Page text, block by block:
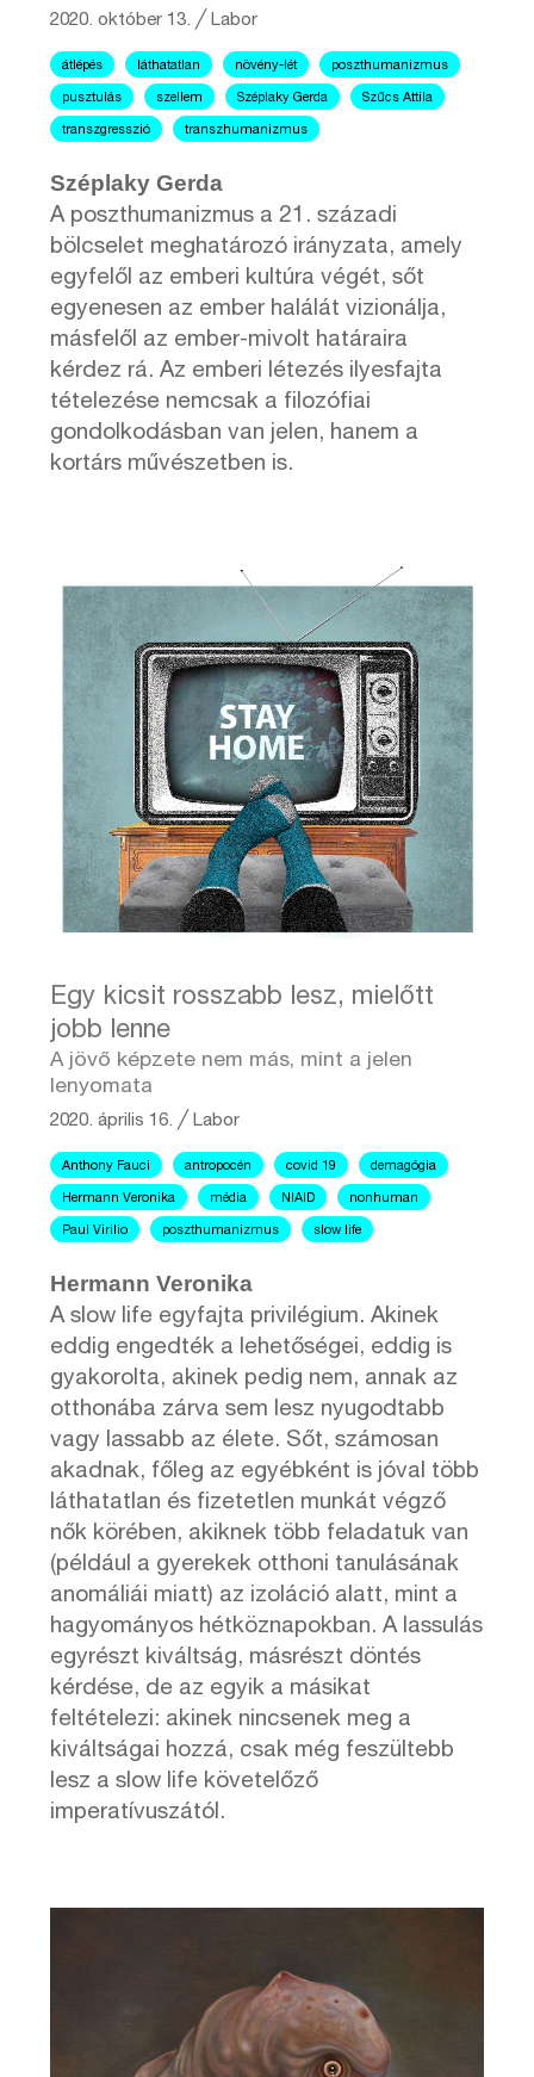
2020. október 13. ╱Labor
átlépés láthatatlan növény-lét poszthumanizmus
pusztulás szellem Széplaky Gerda Szűcs Attila
transzgresszió transzhumanizmus
Széplaky Gerda
A poszthumanizmus a 21. századi
bölcselet meghatározó irányzata, amely
egyfelől az emberi kultúra végét, sőt
egyenesen az ember halálát vizionálja,
másfelől az ember-mivolt határaira
kérdez rá. Az emberi létezés ilyesfajta
tételezése nemcsak a filozófiai
gondolkodásban van jelen, hanem a
kortárs művészetben is.
Egy kicsit rosszabb lesz, mielőtt
jobb lenne
A jövő képzete nem más, mint a jelen
lenyomata
2020. április 16. ╱ Labor
Anthony Fauci antropocén covid 19 demagógia
Hermann Veronika média NIAID nonhuman
Paul Virilio poszthumanizmus slow life
Hermann Veronika
A slow life egyfajta privilégium. Akinek
eddig engedték a lehetőségei, eddig is
gyakorolta, akinek pedig nem, annak az
otthonába zárva sem lesz nyugodtabb
vagy lassabb az élete. Sőt, számosan
akadnak, főleg az egyébként is jóval több
láthatatlan és fizetetlen munkát végző
nők körében, akiknek több feladatuk van
(például a gyerekek otthoni tanulásának
anomáliái miatt) az izoláció alatt, mint a
hagyományos hétköznapokban. A lassulás
egyrészt kiváltság, másrészt döntés
kérdése, de az egyik a másikat
feltételezi: akinek nincsenek meg a
kiváltságai hozzá, csak még feszültebb
lesz a slow life követelőző
imperatívuszától.